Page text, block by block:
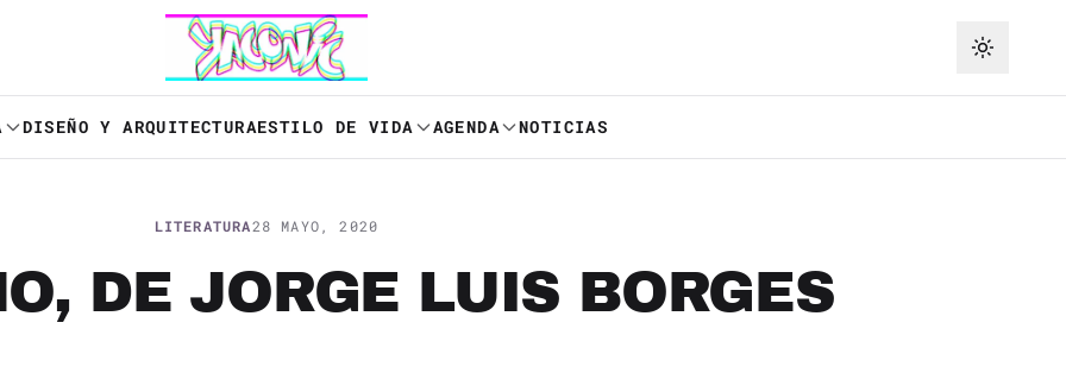
DISEÑO Y ARQUITECTURAESTILO DE VIDA AGENDA NOTICIAS
LITERATURA28 MAYO, 2020
DE JORGE LUIS BORGES